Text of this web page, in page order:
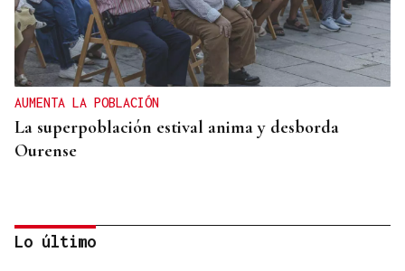
AUMENTA LA POBLACIÓN
La superpoblación estival anima y desborda
Ourense
Lo último